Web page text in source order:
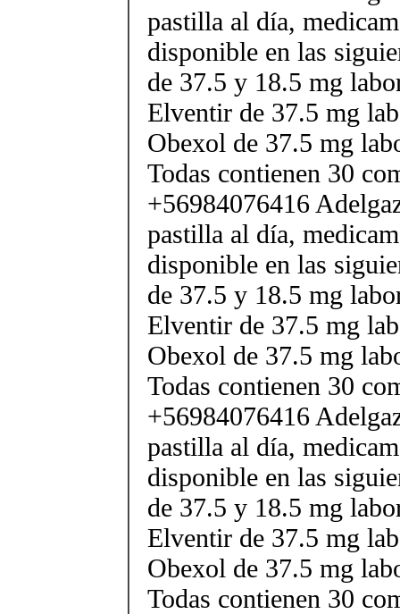
pastilla al día,
disponible en las
de 37.5 y 18.5 mg
Elventir de 37.5 mg
Obexol de 37.5 mg
Todas contienen 30
+56984076416
pastilla al día,
disponible en las
de 37.5 y 18.5 mg
Elventir de 37.5 mg
Obexol de 37.5 mg
Todas contienen 30
+56984076416
pastilla al día,
disponible en las
de 37.5 y 18.5 mg
Elventir de 37.5 mg
Obexol de 37.5 mg
Todas contienen 30